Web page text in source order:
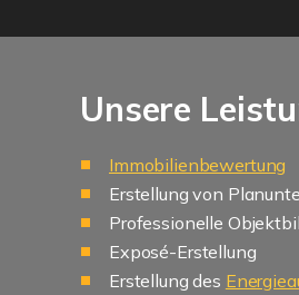
Unsere
Immobilienbewertung
Erstellung von
Professionelle
Exposé-Erstellung
Erstellung des